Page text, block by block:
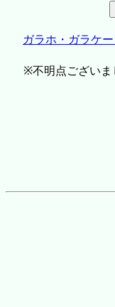
ガラホ・ガラケ
※不明点ございま